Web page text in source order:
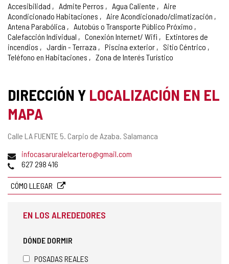
Accesibilidad Admite Perros Agua Caliente
Aire
Acondicionado Habitaciones
Aire Acondicionado/climatización
Antena Parabólica
Autobús o Transporte Público Próximo
Calefacción Individual
Conexión Internet/ Wifi
Extintores de
incendios
Jardín - Terraza Piscina exterior
Sitio Céntrico
Teléfono en Habitaciones
Zona de Interés Turístico
DIRECCIÓN Y LOCALIZACIÓN EN EL
MAPA
Dirección
Calle LA FUENTE 5. Carpio de Azaba. Salamanca
Dirección
de
electrónico
infocasaruralelcartero@gmail.com
Teléfonos
627 298 416
CÓMO LLEGAR
EN LOS ALREDEDORES
DÓNDE DORMIR
POSADAS REALES